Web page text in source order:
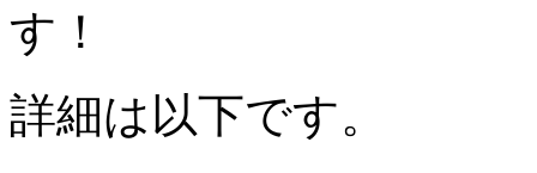
す！
詳細は以下です。